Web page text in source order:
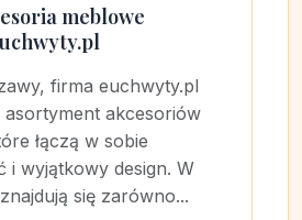
meblowe
firma euchwyty.pl
akcesoriów
łączą w sobie
i wyjątkowy design. W
się zarówno...